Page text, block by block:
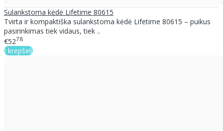
Sulankstoma kėdė Lifetime 80615
Tvirta ir kompaktiška sulankstoma kėdė Lifetime 80615 – puikus
pasirinkimas tiek vidaus, tiek ..
€5278
Į krepšelį